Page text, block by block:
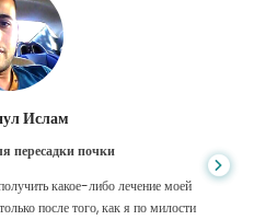
Ислам
пересадки почки
какое-либо лечение моей
после того, как я по милости